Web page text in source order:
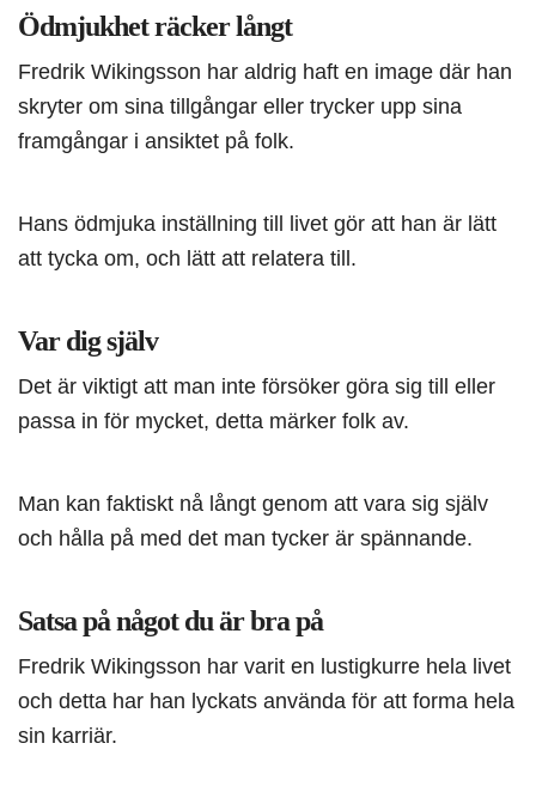
Ödmjukhet räcker långt
Fredrik Wikingsson har aldrig haft en image där han
skryter om sina tillgångar eller trycker upp sina
framgångar i ansiktet på folk.
Hans ödmjuka inställning till livet gör att han är lätt
att tycka om, och lätt att relatera till.
Var dig själv
Det är viktigt att man inte försöker göra sig till eller
passa in för mycket, detta märker folk av.
Man kan faktiskt nå långt genom att vara sig själv
och hålla på med det man tycker är spännande.
Satsa på något du är bra på
Fredrik Wikingsson har varit en lustigkurre hela livet
och detta har han lyckats använda för att forma hela
sin karriär.